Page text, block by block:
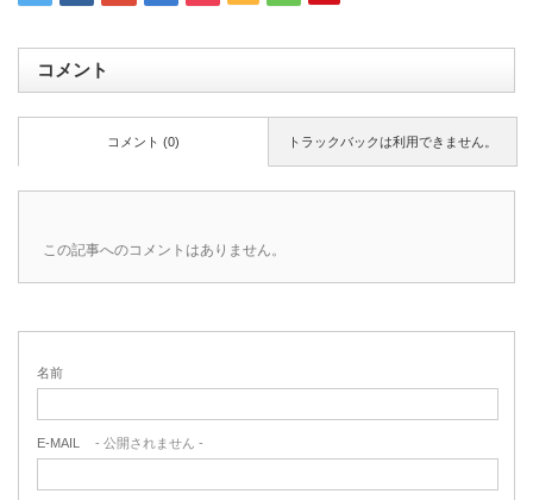
コメント
トラックバックは利用できません。
コメント (0)
この記事へのコメントはありません。
名前
E-MAIL - 公開されません -